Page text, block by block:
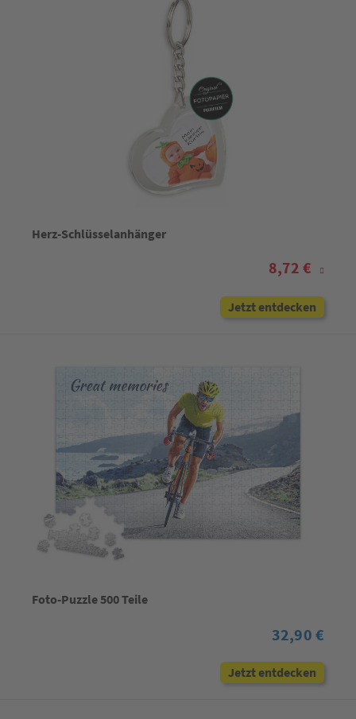
Herz-Schlüsselanhänger
8,72 €
Jetzt entdecken
Foto-Puzzle 500 Teile
32,90 €
Jetzt entdecken